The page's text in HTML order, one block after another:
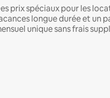
prix spéciaux pour les
longue durée et un
unique sans frais